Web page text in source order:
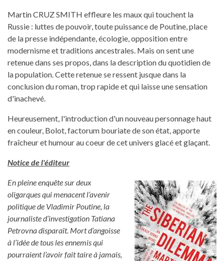
Martin CRUZ SMITH effleure les maux qui touchent la
Russie : luttes de pouvoir, toute puissance de Poutine, place
de la presse indépendante, écologie, opposition entre
modernisme et traditions ancestrales. Mais on sent une
retenue dans ses propos, dans la description du quotidien de
la population. Cette retenue se ressent jusque dans la
conclusion du roman, trop rapide et qui laisse une sensation
d'inachevé.
Heureusement, l'introduction d'un nouveau personnage haut
en couleur, Bolot, factorum bouriate de son état, apporte
fraîcheur et humour au coeur de cet univers glacé et glaçant.
Notice de l'éditeur
En pleine enquête sur deux
oligarques qui menacent l’avenir
politique de Vladimir Poutine, la
journaliste d’investigation Tatiana
Petrovna disparaît. Mort d’angoisse
à l’idée de tous les ennemis qui
pourraient l’avoir fait taire à jamais,